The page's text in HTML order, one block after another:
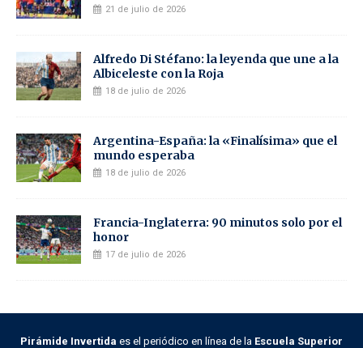
21 de julio de 2026
Alfredo Di Stéfano: la leyenda que une a la
Albiceleste con la Roja
18 de julio de 2026
Argentina-España: la «Finalísima» que el
mundo esperaba
18 de julio de 2026
Francia-Inglaterra: 90 minutos solo por el
honor
17 de julio de 2026
Pirámide Invertida es el periódico en línea de la Escuela Superior